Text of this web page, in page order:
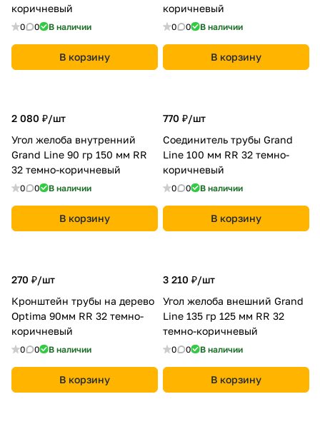
коричневый
0 0 В наличии
В корзину
коричневый
0 0 В наличии
В корзину
2 080 ₽/шт
Угол желоба внутренний
Grand Line 90 гр 150 мм RR
32 темно-коричневый
0 0 В наличии
В корзину
770 ₽/шт
Соединитель трубы Grand
Line 100 мм RR 32 темно-
коричневый
0 0 В наличии
В корзину
270 ₽/шт
Кронштейн трубы на дерево
Optima 90мм RR 32 темно-
коричневый
0 0 В наличии
В корзину
3 210 ₽/шт
Угол желоба внешний Grand
Line 135 гр 125 мм RR 32
темно-коричневый
0 0 В наличии
В корзину